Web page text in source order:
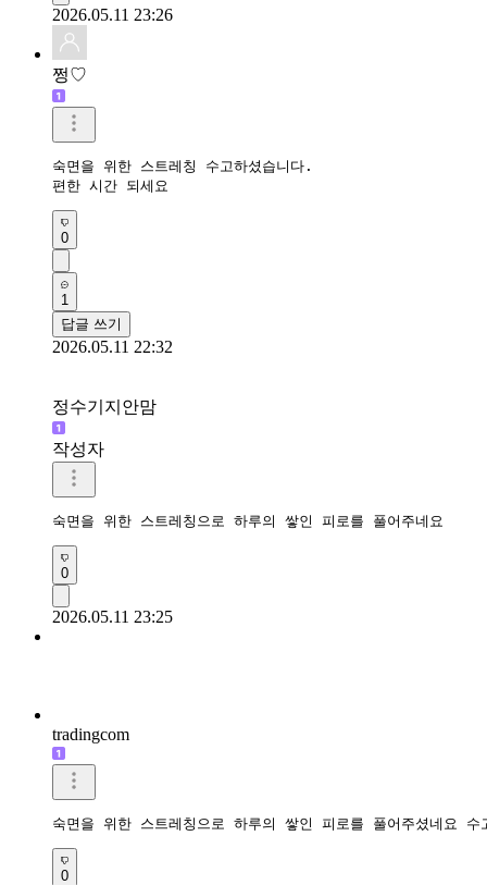
2026.05.11 23:26
쩡♡
숙면을 위한 스트레칭 수고하셨습니다.
편한 시간 되세요
0
1
답글 쓰기
2026.05.11 22:32
정수기지안맘
작성자
숙면을 위한 스트레칭으로 하루의 쌓인 피로를 풀어주네요
0
2026.05.11 23:25
tradingcom
숙면을 위한 스트레칭으로 하루의 쌓인 피로를 풀어주셨네요
0